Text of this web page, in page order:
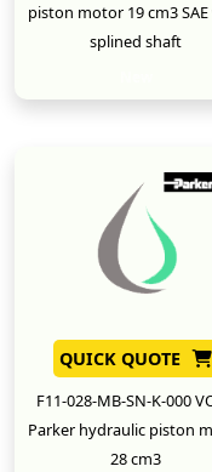
piston motor 19 cm3
splined shaft
QUICK QUOTE
F11-028-MB-SN-K-000
Parker hydraulic piston
28 cm3